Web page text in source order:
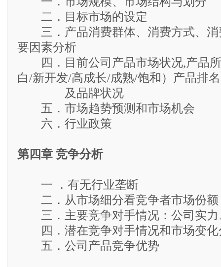
二．目标市场的设定
三．产品消费群体、消费方式、消
要因素分析
四．目前公司产品市场状况,产品所
白/新开发/高成长/成熟/饱和）产品排名
及品牌状况
五．市场趋势预测和市场机会
六．行业政策
第四章 竞争分析
一 ．有无行业垄断
二．从市场细分看竞争者市场份额
三．主要竞争对手情况：公司实力
四．潜在竞争对手情况和市场变化
五．公司产品竞争优势